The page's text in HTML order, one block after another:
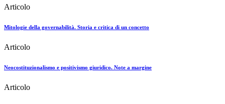
Articolo
Mitologie della governabilità. Storia e critica di un concetto
Articolo
Neocostituzionalismo e positivismo giuridico. Note a margine
Articolo